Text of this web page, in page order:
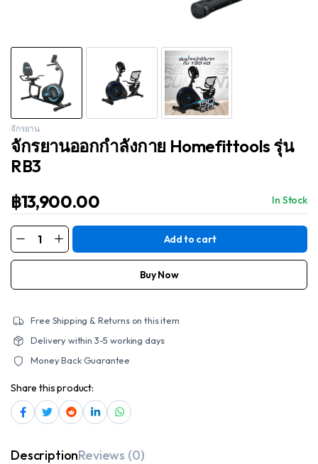
จักรยาน
จักรยานออกกำลังกาย Homefittools รุ่น
RB3
฿13,900.00 In Stock
จักรยาน
ออก
กำลัง
รุ่น
Add to cart
Buy Now
Free Shipping & Returns on this item
Delivery within 3-5 working days
Money Back Guarantee
Share this product:
DescriptionReviews (0)